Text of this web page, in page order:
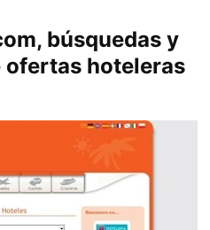
búsquedas y
hoteleras